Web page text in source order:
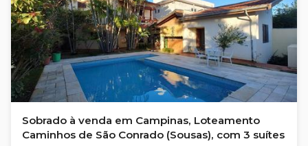
Sobrado à venda em Campinas, Loteamento
Caminhos de São Conrado (Sousas), com 3 suítes